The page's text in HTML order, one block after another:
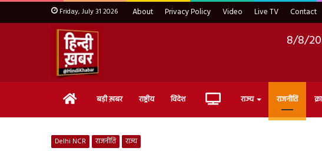
Friday, July 31 2026 About Privacy Policy Video Live TV Contact
8/8/
Home बड़ी ख़बर राष्ट्रीय विदेश Live राज्य राजनीति
Delhi NCR राजनीति राज्य